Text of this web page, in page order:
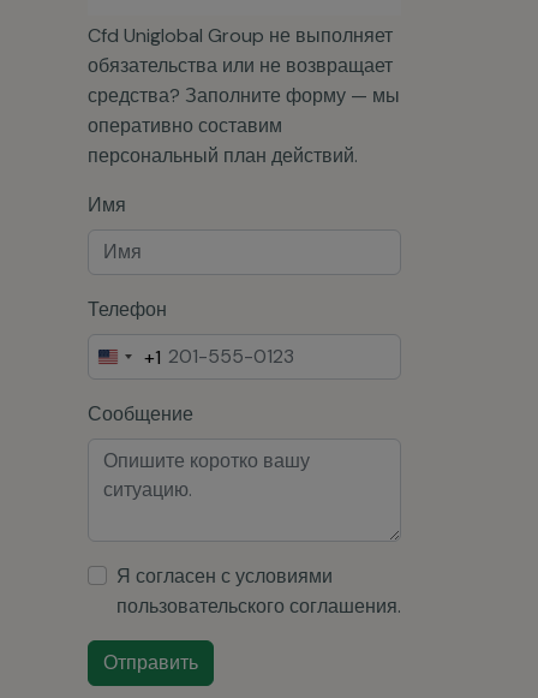
оперативно составим
персональный план действий.
Имя
Телефон
United
States
+1
+1
Сообщение
Я согласен с условиями
Отправить